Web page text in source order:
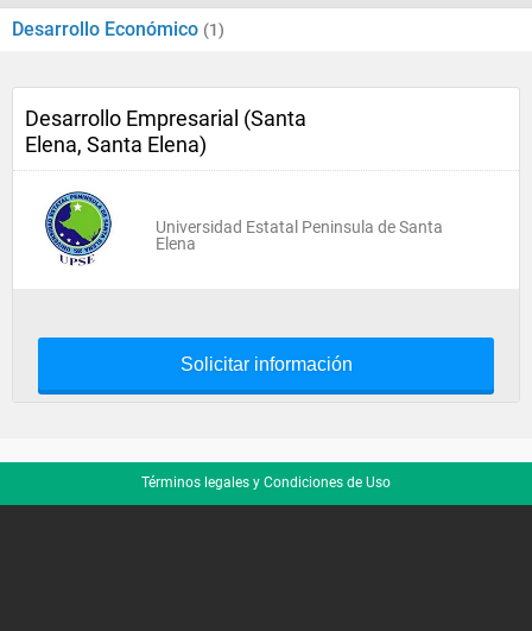
Desarrollo Económico (1)
Desarrollo Empresarial (Santa
Elena, Santa Elena)
Universidad Estatal Peninsula de Santa
Elena
Solicitar información
Términos legales y Condiciones de Uso